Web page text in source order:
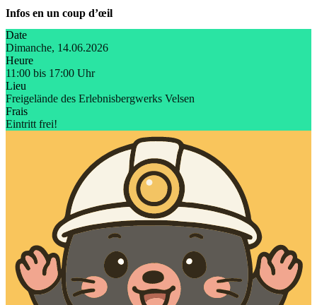
Infos en un coup d’œil
Date
Dimanche, 14.06.2026
Heure
11:00 bis 17:00 Uhr
Lieu
Freigelände des Erlebnisbergwerks Velsen
Frais
Eintritt frei!